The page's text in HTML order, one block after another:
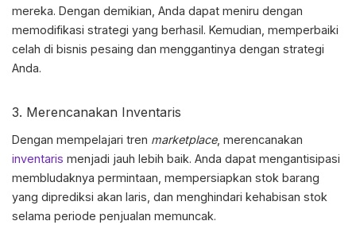
mereka. Dengan demikian, Anda dapat meniru dengan
memodifikasi strategi yang berhasil. Kemudian, memperbaiki
celah di bisnis pesaing dan menggantinya dengan strategi
Anda.
3. Merencanakan Inventaris
Dengan mempelajari tren marketplace, merencanakan
inventaris menjadi jauh lebih baik. Anda dapat mengantisipasi
membludaknya permintaan, mempersiapkan stok barang
yang diprediksi akan laris, dan menghindari kehabisan stok
selama periode penjualan memuncak.